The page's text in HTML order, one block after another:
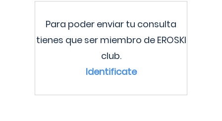
Para poder enviar tu consulta
tienes que ser miembro de EROSKI
club.
Identificate